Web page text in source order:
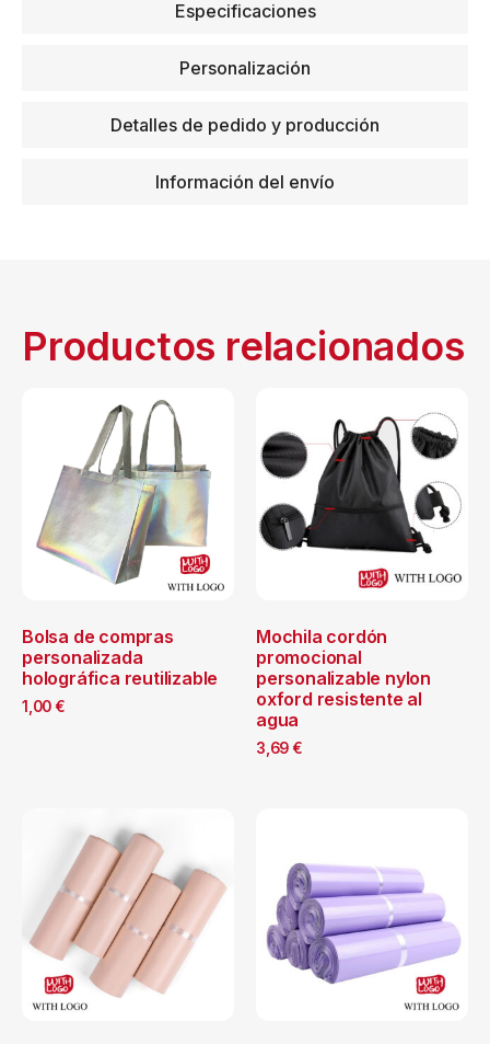
Especificaciones
Personalización
Detalles de pedido y producción
Información del envío
Productos relacionados
Bolsa de compras
personalizada
holográfica reutilizable
1,00 €
Mochila cordón
promocional
personalizable nylon
oxford resistente al
agua
3,69 €